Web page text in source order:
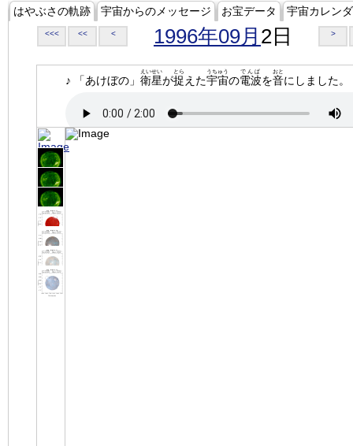
はやぶさの軌跡 宇宙からのメッセージ お宝データ 宇宙カレン
<<< << < 1996年09月 2日 >
♪ 「あけぼの」 衛星
えいせい
が捉
とら
えた宇宙
うちゅう
の電波
でんぱ
を音
おと
にしました。